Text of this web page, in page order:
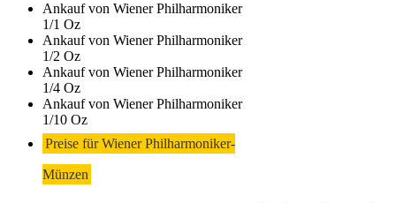
Ankauf von Wiener Philharmoniker
1/1 Oz
Ankauf von Wiener Philharmoniker
1/2 Oz
Ankauf von Wiener Philharmoniker
1/4 Oz
Ankauf von Wiener Philharmoniker
1/10 Oz
Preise für Wiener Philharmoniker-
Münzen